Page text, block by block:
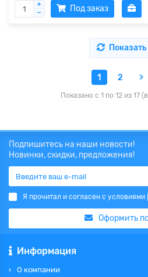
Под заказ
1 2 >
Показано с 1 по 12 из 17
Подпишитесь на наши новости!
Новинки, скидки, предложения!
Я прочитал и согласен с условиями
Оформить
Информация
О компании